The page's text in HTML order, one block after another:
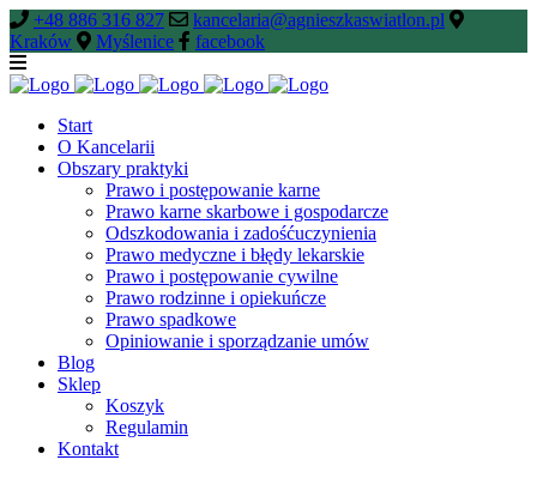
+48 886 316 827
kancelaria@agnieszkaswiatlon.pl
Kraków
Myślenice facebook
Start
O Kancelarii
Obszary praktyki
Prawo i postępowanie karne
Prawo karne skarbowe i gospodarcze
Odszkodowania i zadośćuczynienia
Prawo medyczne i błędy lekarskie
Prawo i postępowanie cywilne
Prawo rodzinne i opiekuńcze
Prawo spadkowe
Opiniowanie i sporządzanie umów
Blog
Sklep
Koszyk
Regulamin
Kontakt